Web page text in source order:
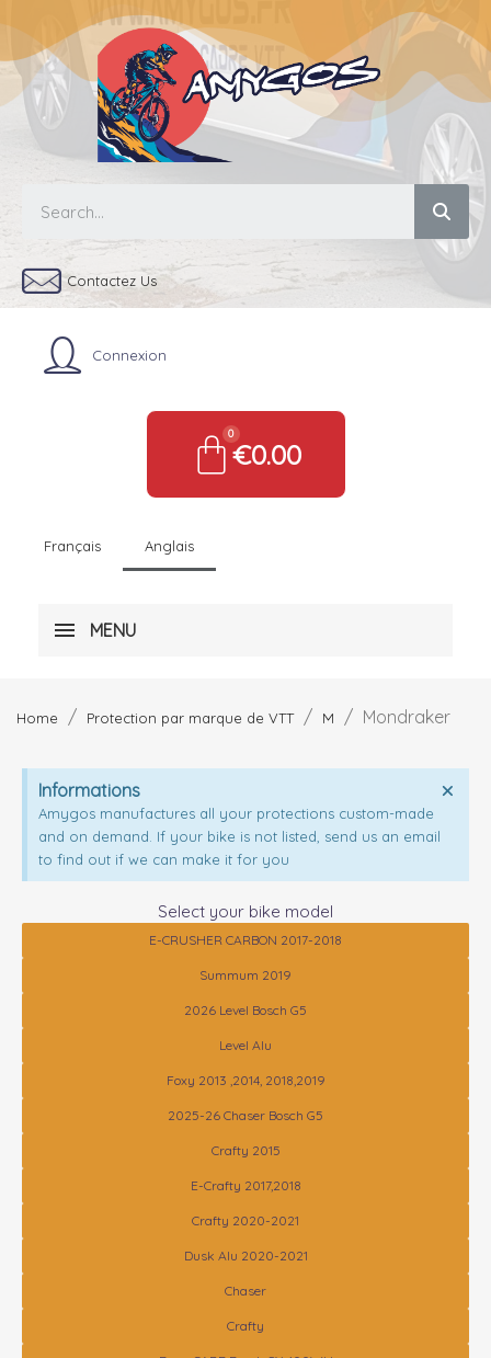
Contactez Us
Connexion
€0.00
Français Anglais
MENU
Home Protection par marque de VTT M Mondraker
Informations
Amygos manufactures all your protections custom-made
and on demand. If your bike is not listed, send us an email
to find out if we can make it for you
Select your bike model
E-CRUSHER CARBON 2017-2018
Summum 2019
2026 Level Bosch G5
Level Alu
Foxy 2013 ,2014, 2018,2019
2025-26 Chaser Bosch G5
Crafty 2015
E-Crafty 2017,2018
Crafty 2020-2021
Dusk Alu 2020-2021
Chaser
Crafty